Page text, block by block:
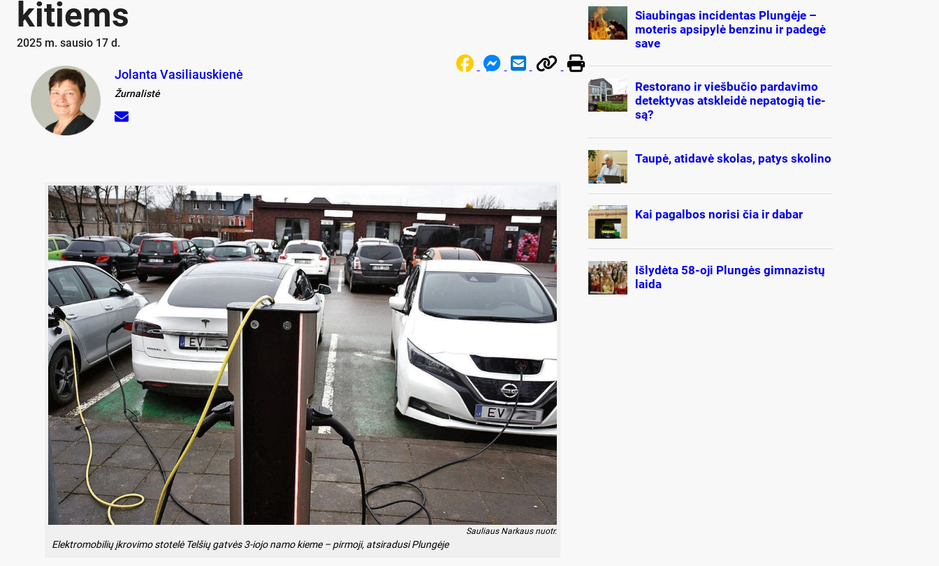
ki­tiems
2025 m. sausio 17 d.
Jolanta Vasiliauskienė
Žurnalistė
Sauliaus Narkaus nuotr.
Elektromobilių įkrovimo stotelė Telšių gatvės 3-iojo namo kieme – pirmoji, atsiradusi Plungėje